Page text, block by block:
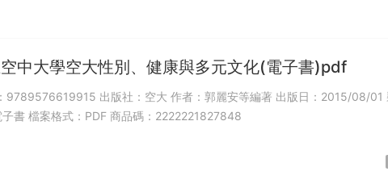
中大學空大性別、健康與多元文化(電子書)pdf
9789576619915 出版社：空大 作者：郭麗安等編著 出版日：2015/08/01
子書 檔案格式：PDF 商品碼：2222221827848